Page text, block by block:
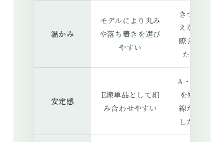
温かみ
モデルにより丸み
や落ち着きを選び
やすい
きつさを抑
えながら明
瞭さを残し
たいとき
安定感
E線単品として組
み合わせやすい
A・D・G線
を残してE
線だけ調整
したいとき